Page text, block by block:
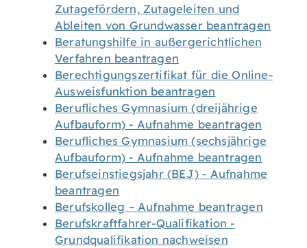
Zutagefördern, Zutageleiten und
Ableiten von Grundwasser beantragen
Beratungshilfe in außergerichtlichen
Verfahren beantragen
Berechtigungszertifikat für die Online-
Ausweisfunktion beantragen
Berufliches Gymnasium (dreijährige
Aufbauform) - Aufnahme beantragen
Berufliches Gymnasium (sechsjährige
Aufbauform) - Aufnahme beantragen
Berufseinstiegsjahr (BEJ) - Aufnahme
beantragen
Berufskolleg – Aufnahme beantragen
Berufskraftfahrer-Qualifikation -
Grundqualifikation nachweisen